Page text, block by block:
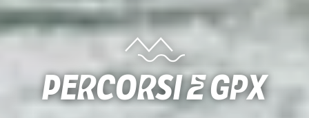
Percorsi e gpx